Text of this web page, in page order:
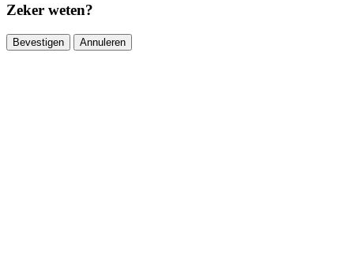
Zeker weten?
Bevestigen Annuleren